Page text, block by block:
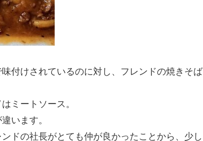
付けされているのに対し、フレンドの焼きそば
ミートソース。
います。
ドの社長がとても仲が良かったことから、少し